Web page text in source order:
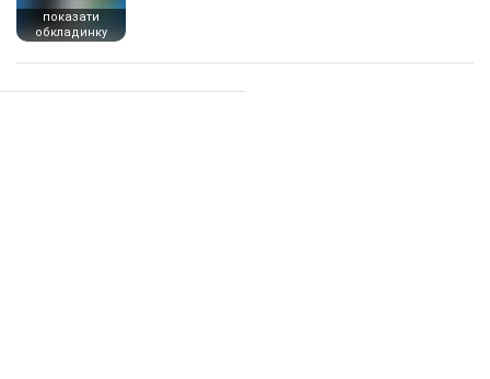
показати
обкладинку